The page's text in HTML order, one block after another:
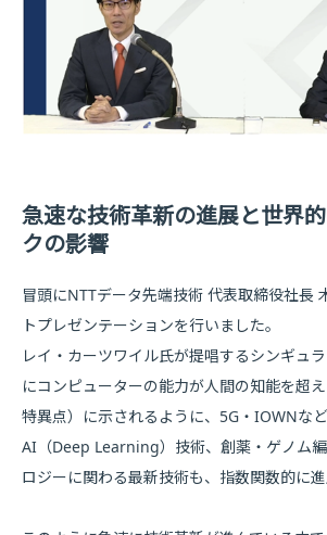
急速な技術革新の進展と世界
クの影響
冒頭にNTTデータ先端技術 代表取締役社長
トプレゼンテーションを行いました。
レイ・カーツワイル氏が提唱するシンギュ
にコンピューターの能力が人間の知能を超
特異点）に示されるように、5G・IOWNなど
AI（Deep Learning）技術、創薬・ゲノム
ロジーに関わる最新技術も、指数関数的に進